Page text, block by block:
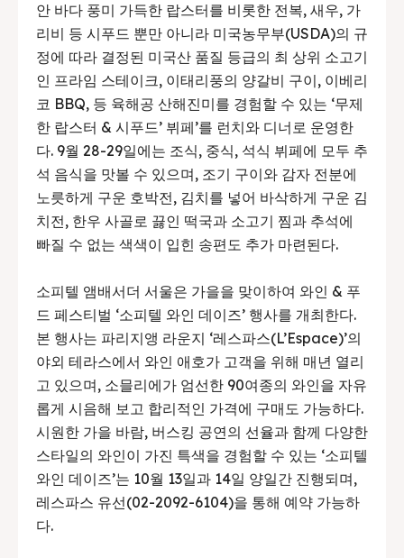
안 바다 풍미 가득한 랍스터를 비롯한 전복, 새우, 가
리비 등 시푸드 뿐만 아니라 미국농무부(USDA)의 규
정에 따라 결정된 미국산 품질 등급의 최 상위 소고기
인 프라임 스테이크, 이태리풍의 양갈비 구이, 이베리
코 BBQ, 등 육해공 산해진미를 경험할 수 있는 ‘무제
한 랍스터 & 시푸드’ 뷔페’를 런치와 디너로 운영한
다. 9월 28-29일에는 조식, 중식, 석식 뷔페에 모두 추
석 음식을 맛볼 수 있으며, 조기 구이와 감자 전분에
노릇하게 구운 호박전, 김치를 넣어 바삭하게 구운 김
치전, 한우 사골로 끓인 떡국과 소고기 찜과 추석에
빠질 수 없는 색색이 입힌 송편도 추가 마련된다.
소피텔 앰배서더 서울은 가을을 맞이하여 와인 & 푸
드 페스티벌 ‘소피텔 와인 데이즈’ 행사를 개최한다.
본 행사는 파리지앵 라운지 ‘레스파스(L’Espace)’의
야외 테라스에서 와인 애호가 고객을 위해 매년 열리
고 있으며, 소믈리에가 엄선한 90여종의 와인을 자유
롭게 시음해 보고 합리적인 가격에 구매도 가능하다.
시원한 가을 바람, 버스킹 공연의 선율과 함께 다양한
스타일의 와인이 가진 특색을 경험할 수 있는 ‘소피텔
와인 데이즈’는 10월 13일과 14일 양일간 진행되며,
레스파스 유선(02-2092-6104)을 통해 예약 가능하
다.